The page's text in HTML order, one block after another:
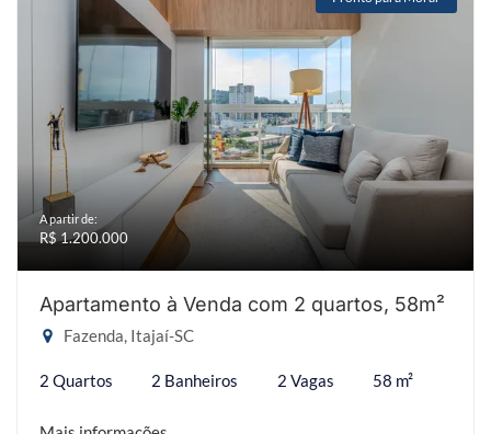
A partir de:
R$ 1.200.000
Apartamento à Venda com 2 quartos, 58m²
Fazenda, Itajaí-SC
2 Quartos 2 Banheiros 2 Vagas 58 m²